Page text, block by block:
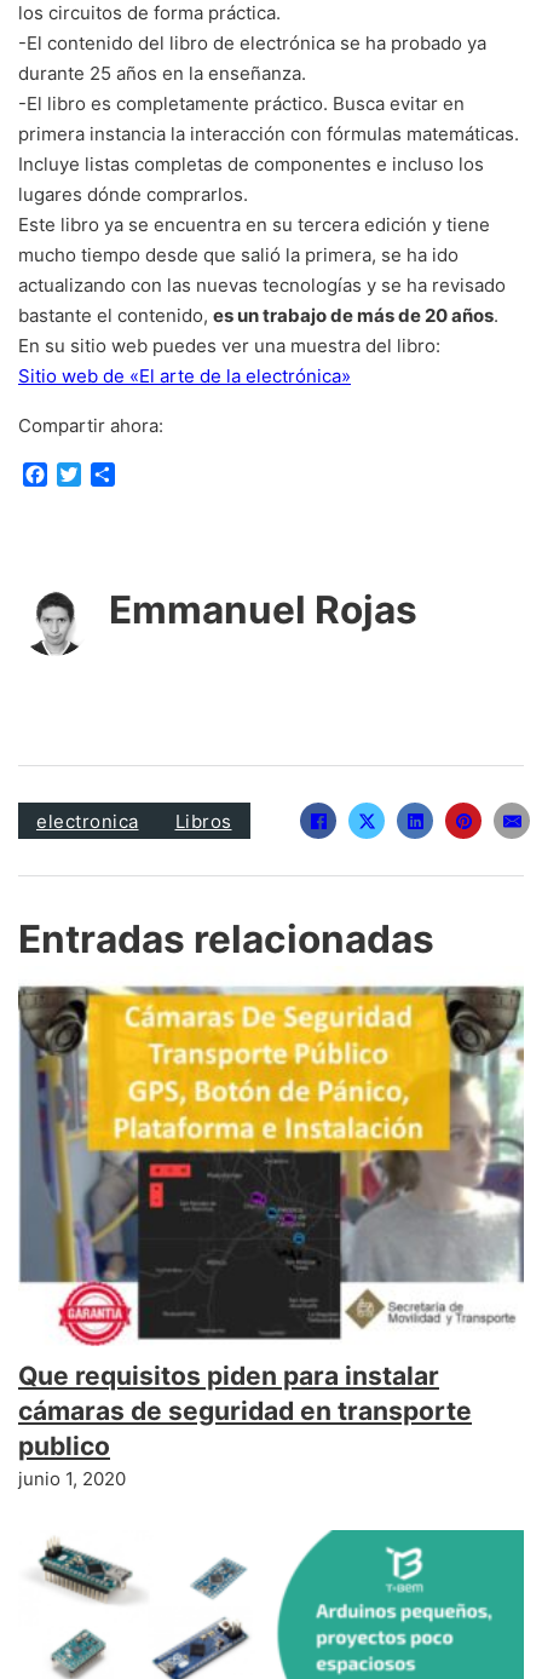
los circuitos de forma práctica.
-El contenido del libro de electrónica se ha probado ya
durante 25 años en la enseñanza.
-El libro es completamente práctico. Busca evitar en
primera instancia la interacción con fórmulas matemáticas.
Incluye listas completas de componentes e incluso los
lugares dónde comprarlos.
Este libro ya se encuentra en su tercera edición y tiene
mucho tiempo desde que salió la primera, se ha ido
actualizando con las nuevas tecnologías y se ha revisado
bastante el contenido, es un trabajo de más de 20 años.
En su sitio web puedes ver una muestra del libro:
Sitio web de «El arte de la electrónica»
Compartir ahora:
o
o
k
r
t
Emmanuel Rojas
electronica Libros
Entradas relacionadas
Que requisitos piden para instalar
cámaras de seguridad en transporte
publico
junio 1, 2020